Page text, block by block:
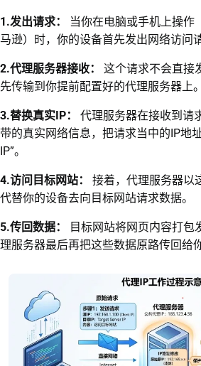
1.发出请求：
当你在电脑或手机上操作
马逊）时，你的设备首先发出网络访问
2.代理服务器接收：
这个请求不会直接
先传输到你提前配置好的代理服务器上。
3.替换真实IP：
代理服务器在接收到请
带的真实网络信息，把请求当中的IP地
IP”。
4.访问目标网站：
接着，代理服务器以
代替你的设备去向目标网站请求数据。
5.传回数据：
目标网站将网页内容打包
理服务器最后再把这些数据原路传回给